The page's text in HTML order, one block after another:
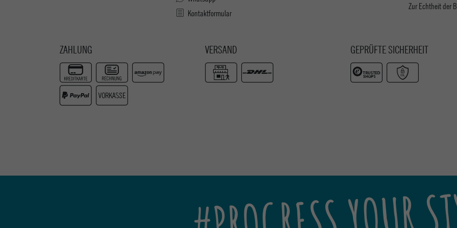
Kontaktformular
Zur Echtheit der
ZAHLUNG VERSAND GEPRÜFTE SICHERHEIT